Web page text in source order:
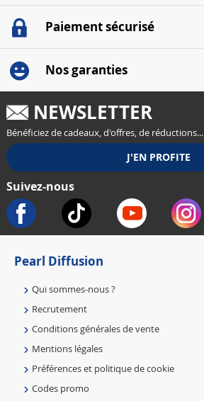
Paiement sécurisé
Nos garanties
NEWSLETTER
Bénéficiez de cadeaux, d'offres, de réductions...
Suivez-nous
Pearl Diffusion
Qui sommes-nous ?
Recrutement
Conditions générales de vente
Mentions légales
Préférences et politique de cookie
Codes promo